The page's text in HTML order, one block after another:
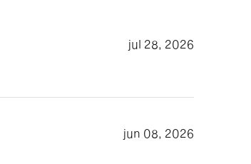
jul 28, 2026
jun 08, 2026